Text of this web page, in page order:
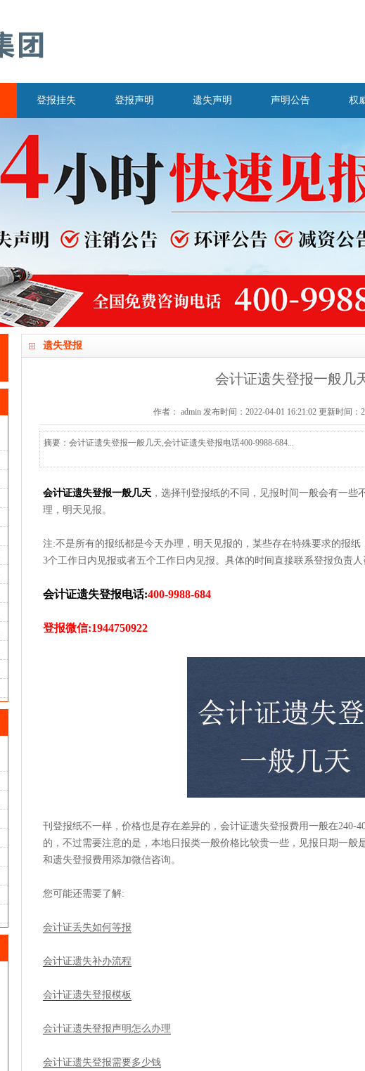
登报挂失 登报声明 遗失声明 声明公告 权
遗失登报
会计证遗失登报一般几
作者： admin 发布时间：2022-04-01 16:21:02 更新时间：
摘要：会计证遗失登报一般几天,会计证遗失登报电话400-9988-684...
会计证遗失登报一般几天 ，选择刊登报纸的不同，见报时间一般会有一
理，明天见报。
注:不是所有的报纸都是今天办理，明天见报的，某些存在特殊要求的报
3个工作日内见报或者五个工作日内见报。具体的时间直接联系登报负责人
会计证遗失登报电话:400-9988-684
登报微信:1944750922
刊登报纸不一样，价格也是存在差异的，会计证遗失登报费用一般在240-
的，不过需要注意的是，本地日报类一般价格比较贵一些，见报日期一般
和遗失登报费用添加微信咨询。
您可能还需要了解:
会计证丢失如何等报
会计证遗失补办流程
会计证遗失登报模板
会计证遗失登报声明怎么办理
会计证遗失登报需要多少钱